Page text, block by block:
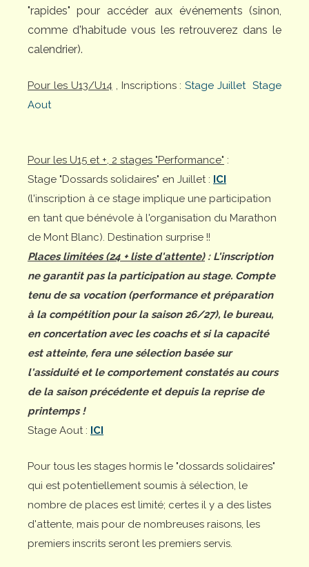
"rapides" pour accéder aux événements (sinon,
comme d'habitude vous les retrouverez dans le
calendrier).
Pour les U13/U14, Inscriptions :Stage Juillet Stage
Aout
Pour les U15 et +, 2 stages "Performance" :
Stage "Dossards solidaires" en Juillet : ICI
(l'inscription à ce stage implique une participation
en tant que bénévole à l'organisation du Marathon
de Mont Blanc). Destination surprise !!
Places limitées (24 + liste d'attente): L'inscription
ne garantit pas la participation au stage. Compte
tenu de sa vocation (performance et préparation
à la compétition pour la saison 26/27), le bureau,
en concertation avec les coachs et si la capacité
est atteinte, fera une sélection basée sur
l'assiduité et le comportement constatés au cours
de la saison précédente et depuis la reprise de
printemps !
Stage Aout : ICI
Pour tous les stages hormis le "dossards solidaires"
qui est potentiellement soumis à sélection, le
nombre de places est limité; certes il y a des listes
d'attente, mais pour de nombreuses raisons, les
premiers inscrits seront les premiers servis.